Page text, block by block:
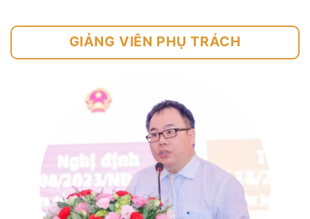
GIẢNG VIÊN PHỤ TRÁCH